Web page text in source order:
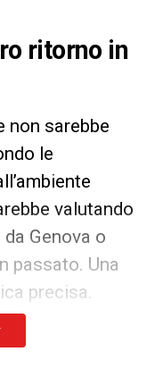
ritorno in
non sarebbe
le
valutando
Genova o
passato. Una
precisa.
dopo